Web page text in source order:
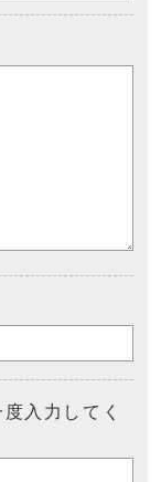
入力してく